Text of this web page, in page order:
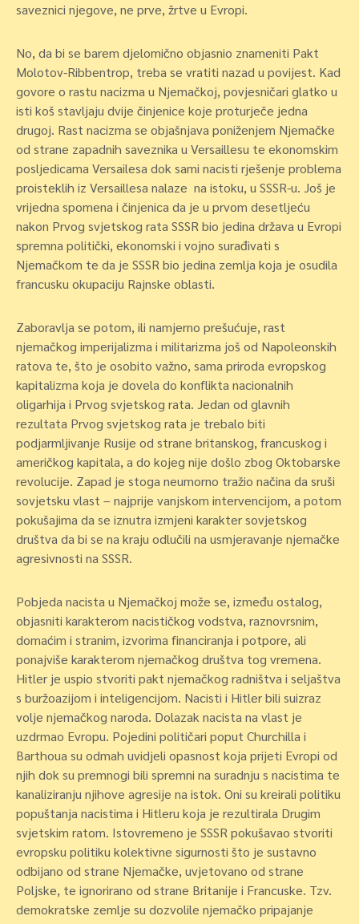
saveznici njegove, ne prve, žrtve u Evropi.
No, da bi se barem djelomično objasnio znameniti Pakt
Molotov-Ribbentrop, treba se vratiti nazad u povijest. Kad
govore o rastu nacizma u Njemačkoj, povjesničari glatko u
isti koš stavljaju dvije činjenice koje proturječe jedna
drugoj. Rast nacizma se objašnjava poniženjem Njemačke
od strane zapadnih saveznika u Versaillesu te ekonomskim
posljedicama Versailesa dok sami nacisti rješenje problema
proisteklih iz Versaillesa nalaze na istoku, u SSSR-u. Još je
vrijedna spomena i činjenica da je u prvom desetljeću
nakon Prvog svjetskog rata SSSR bio jedina država u Evropi
spremna politički, ekonomski i vojno surađivati s
Njemačkom te da je SSSR bio jedina zemlja koja je osudila
francusku okupaciju Rajnske oblasti.
Zaboravlja se potom, ili namjerno prešućuje, rast
njemačkog imperijalizma i militarizma još od Napoleonskih
ratova te, što je osobito važno, sama priroda evropskog
kapitalizma koja je dovela do konflikta nacionalnih
oligarhija i Prvog svjetskog rata. Jedan od glavnih
rezultata Prvog svjetskog rata je trebalo biti
podjarmljivanje Rusije od strane britanskog, francuskog i
američkog kapitala, a do kojeg nije došlo zbog Oktobarske
revolucije. Zapad je stoga neumorno tražio načina da sruši
sovjetsku vlast – najprije vanjskom intervencijom, a potom
pokušajima da se iznutra izmjeni karakter sovjetskog
društva da bi se na kraju odlučili na usmjeravanje njemačke
agresivnosti na SSSR.
Pobjeda nacista u Njemačkoj može se, između ostalog,
objasniti karakterom nacističkog vodstva, raznovrsnim,
domaćim i stranim, izvorima financiranja i potpore, ali
ponajviše karakterom njemačkog društva tog vremena.
Hitler je uspio stvoriti pakt njemačkog radništva i seljaštva
s buržoazijom i inteligencijom. Nacisti i Hitler bili suizraz
volje njemačkog naroda. Dolazak nacista na vlast je
uzdrmao Evropu. Pojedini političari poput Churchilla i
Barthoua su odmah uvidjeli opasnost koja prijeti Evropi od
njih dok su premnogi bili spremni na suradnju s nacistima te
kanaliziranju njihove agresije na istok. Oni su kreirali politiku
popuštanja nacistima i Hitleru koja je rezultirala Drugim
svjetskim ratom. Istovremeno je SSSR pokušavao stvoriti
evropsku politiku kolektivne sigurnosti što je sustavno
odbijano od strane Njemačke, uvjetovano od strane
Poljske, te ignorirano od strane Britanije i Francuske. Tzv.
demokratske zemlje su dozvolile njemačko pripajanje